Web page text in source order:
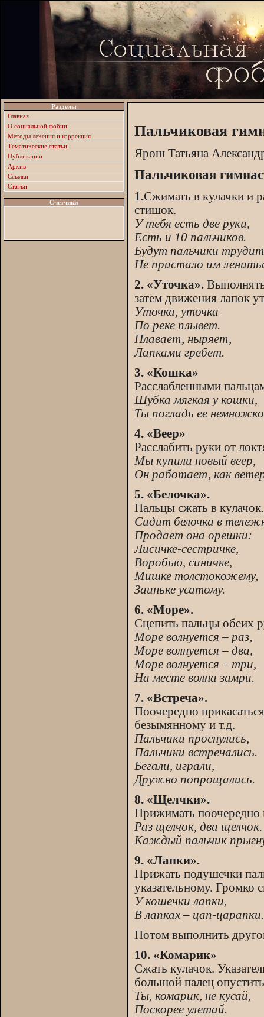
Разделы
Главная
О социальной фобии
Методы лечения и коррекция
Тематические статьи
Публикации
Архив
Ссылки
Статьи
Счетчики
Пальчиковая
Ярош Татьяна
Пальчиковая
1.Сжимать в кулачки и
стишок.
У тебя есть две руки,
Есть и 10 пальчиков.
Будут пальчики
Не пристало им
2. «Уточка».
затем движения лапок
Уточка, уточка
По реке плывет.
Плавает, ныряет,
Лапками гребет.
3. «Кошка»
Расслабленными
Шубка мягкая у кошки,
Ты погладь ее
4. «Веер»
Расслабить руки от
Мы купили новый веер,
Он работает, как
5. «Белочка».
Пальцы сжать в
Сидит белочка в
Продает она орешки:
Лисичке-сестричке,
Воробью, синичке,
Мишке толстокожему,
Заиньке усатому.
6. «Море».
Сцепить пальцы обеих
Море волнуется – раз,
Море волнуется – два,
Море волнуется – три,
На месте волна замри.
7. «Встреча».
Поочередно
безымянному и т.д.
Пальчики проснулись,
Пальчики встречались.
Бегали, играли,
Дружно попрощались.
8. «Щелчки».
Прижимать поочередно
Раз щелчок, два щелчок.
Каждый пальчик
9. «Лапки».
Прижать подушечки
указательному. Громко
У кошечки лапки,
В лапках – цап-царапки.
Потом выполнить
10. «Комарик»
Сжать кулачок.
большой палец
Ты, комарик, не кусай,
Поскорее улетай.